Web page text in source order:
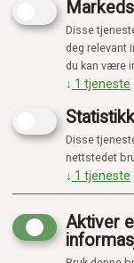
Disse
deg relevant
du kan være
↓ 1 tjeneste
Statistikk
Disse
nettstedet
↓ 1 tjeneste
Aktiver